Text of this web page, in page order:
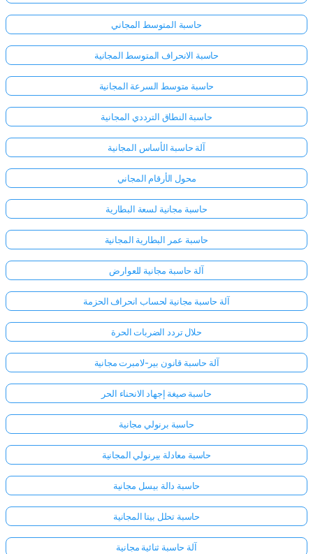
حاسبة المتوسط المجاني
حاسبة الانحراف المتوسط المجانية
حاسبة متوسط السرعة المجانية
حاسبة النطاق الترددي المجانية
آلة حاسبة الأساس المجانية
محول الأرقام المجاني
حاسبة مجانية لسعة البطارية
حاسبة عمر البطارية المجانية
آلة حاسبة مجانية للعوارض
آلة حاسبة مجانية لحساب انحراف الحزمة
حلال تردد الضربات الحرة
آلة حاسبة قانون بير-لامبرت مجانية
حاسبة صيغة إجهاد الانحناء الحر
حاسبة برنولي مجانية
حاسبة معادلة بيرنولي المجانية
حاسبة دالة بيسل مجانية
حاسبة تحلل بيتا المجانية
آلة حاسبة ثنائية مجانية